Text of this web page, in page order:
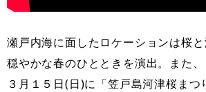
瀬戸内海に面したロケーションは桜と
穏やかな春のひとときを演出。また
３月１５日(日)に「笠戸島河津桜まつ